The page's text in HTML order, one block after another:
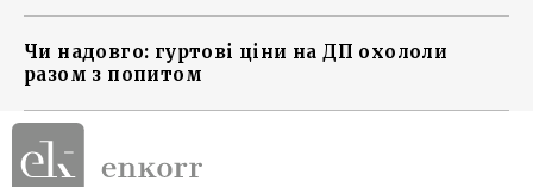
Чи надовго: гуртові ціни на ДП охололи
разом з попитом